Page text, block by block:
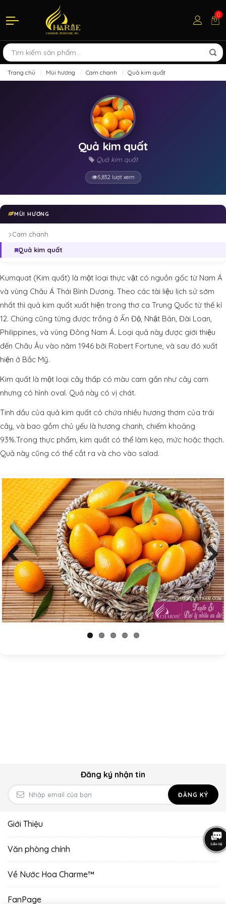
0
Trang chủ Mùi hương Cam chanh Quả kim quất
Quả kim quất
Quả kim quất
5,832 lượt xem
MÙI HƯƠNG
Cam chanh
Quả kim quất
Kumquat (Kim quất) là một loại thực vật có nguồn gốc từ Nam Á
và vùng Châu Á Thái Bình Dương. Theo các tài liệu lịch sử sớm
nhất thì quả kim quất xuất hiện trong thơ ca Trung Quốc từ thế kỉ
12. Chúng cũng từng được trồng ở Ấn Độ, Nhật Bản, Đài Loan,
Philippines, và vùng Đông Nam Á. Loại quả này được giới thiệu
đến Châu Âu vào năm 1946 bởi Robert Fortune, và sau đó xuất
hiện ở Bắc Mỹ.
Kim quất là một loại cây thấp có màu cam gần như cây cam
nhưng có hình oval. Quả này có vị chát.
Tinh dầu của quả kim quất có chứa nhiều hương thơm của trái
cây, và bao gồm chủ yếu là hương chanh, chiếm khoảng
93%.Trong thực phẩm, kim quất có thể làm kẹo, mức hoặc thạch.
Quả này cũng có thể cắt ra và cho vào salad.
Previous Next
Đăng ký nhận tin
ĐĂNG KÝ
Giới Thiệu
Văn phòng chính
Về Nước Hoa Charme™
FanPage